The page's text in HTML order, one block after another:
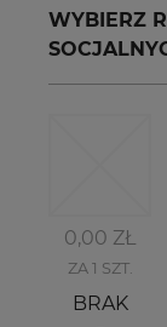
WYBIERZ
0,00 ZŁ
ZA 1 SZT.
BRAK